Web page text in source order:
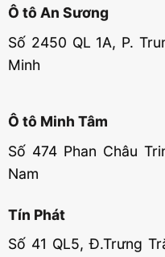
Ô tô An Sương
Số 2450 QL 1A, P.
Minh
Ô tô Minh Tâm
Số 474 Phan Châu
Nam
Tín Phát
Số 41 QL5, Đ.Trưng